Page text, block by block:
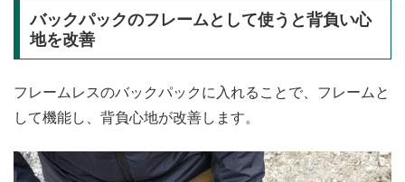
バックパックのフレームとして使うと背負い心
地を改善
フレームレスのバックパックに入れることで、フレームと
して機能し、背負心地が改善します。